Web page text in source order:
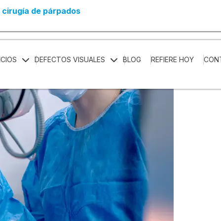
DEFECTOS VISUALES BLOG REFIERE HOY
en qué no debes creer
de párpados